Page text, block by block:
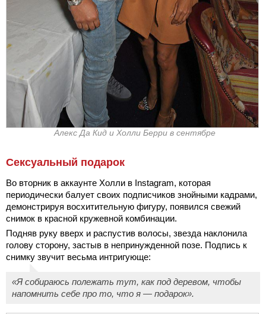
Алекс Да Кид и Холли Берри в сентябре
Сексуальный подарок
Во вторник в аккаунте Холли в Instagram, которая
периодически балует своих подписчиков знойными кадрами,
демонстрируя восхитительную фигуру, появился свежий
снимок в красной кружевной комбинации.
Подняв руку вверх и распустив волосы, звезда наклонила
голову сторону, застыв в непринужденной позе. Подпись к
снимку звучит весьма интригующе:
«Я собираюсь полежать тут, как под деревом, чтобы
напомнить себе про то, что я — подарок».